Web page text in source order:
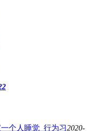
个人睡觉_行为习2020-